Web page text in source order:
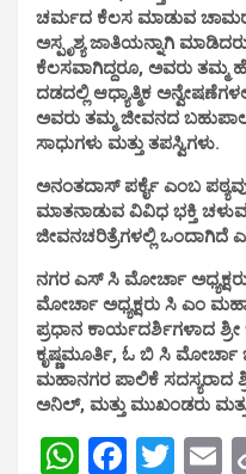
ಚರ್ಮದ ಕೆಲಸ ಮಾಡುವ ಚಾಮರ್
ಅಸ್ಪೃಶ್ಯ ಜಾತಿಯನ್ನಾಗಿ
ಕೆಲಸವಾಗಿದ್ದರೂ, ಅವರು
ದಡದಲ್ಲಿ ಆಧ್ಯಾತ್ಮಿಕ
ಅವರು ತಮ್ಮ ಜೀವನದ
ಸಾಧುಗಳು ಮತ್ತು ತಪಸ್ವಿಗಳು.
ಅನಂತದಾಸ್ ಪರ್ಕೈ ಎಂಬ
ಮಾತನಾಡುವ ವಿವಿಧ ಭಕ್ತಿ
ಜೀವನಚರಿತ್ರೆಗಳಲ್ಲಿ ಒಂದಾಗಿದೆ
ನಗರ ಎಸ್ ಸಿ ಮೋರ್ಚಾ
ಮೋರ್ಚಾ ಅಧ್ಯಕ್ಷರು ಸಿ ಎಂ
ಪ್ರಧಾನ ಕಾರ್ಯದರ್ಶಿಗಳಾದ
ಕೃಷ್ಣಮೂರ್ತಿ, ಓ ಬಿ ಸಿ ಮೋರ್ಚಾ
ಮಹಾನಗರ ಪಾಲಿಕೆ
ಅನಿಲ್, ಮತ್ತು ಮುಖಂಡರು
W F
T
E